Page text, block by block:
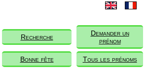
Recherche
Demander un
prénom
Bonne fête Tous les prénoms